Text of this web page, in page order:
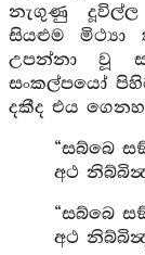
නැගුණු
සියළුම මිථ්‍යා
උපන්නා වූ
සංකල්පයෝ
දකීද එය
“සබ්බෙ
අථ
“සබ්බෙ
අථ